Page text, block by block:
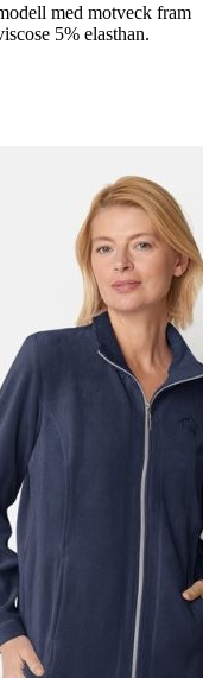
med motveck fram
5% elasthan.